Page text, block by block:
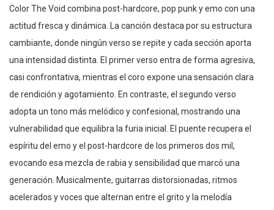
Color The Void combina post-hardcore, pop punk y emo con una
actitud fresca y dinámica. La canción destaca por su estructura
cambiante, donde ningún verso se repite y cada sección aporta
una intensidad distinta. El primer verso entra de forma agresiva,
casi confrontativa, mientras el coro expone una sensación clara
de rendición y agotamiento. En contraste, el segundo verso
adopta un tono más melódico y confesional, mostrando una
vulnerabilidad que equilibra la furia inicial. El puente recupera el
espíritu del emo y el post-hardcore de los primeros dos mil,
evocando esa mezcla de rabia y sensibilidad que marcó una
generación. Musicalmente, guitarras distorsionadas, ritmos
acelerados y voces que alternan entre el grito y la melodía